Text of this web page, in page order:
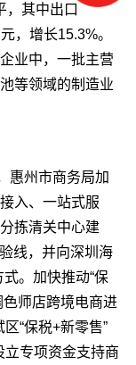
，其中出口
，增长15.3%。
业中，一批主营
等领域的制造业
惠州市商务局加
入、一站式服
拣清关中心建
线，并向深圳海
。加快推动“保
师店跨境电商进
“保税+新零售”
专项资金支持商